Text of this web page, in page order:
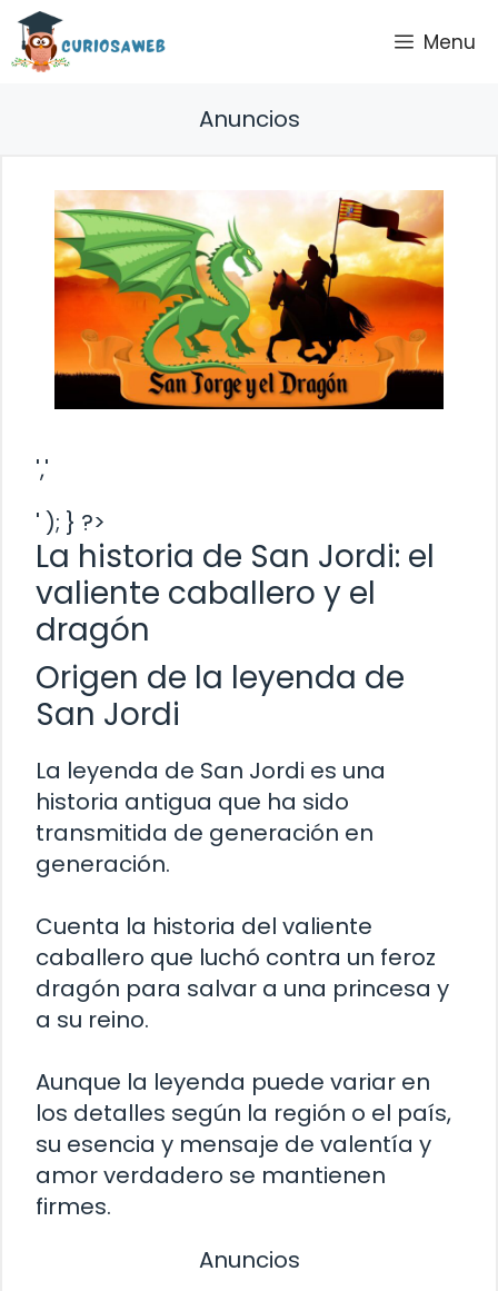
Saltar
contenido
Menu
Anuncios
','
' ); } ?>
La historia de San Jordi: el
valiente caballero y el
dragón
Origen de la leyenda de
San Jordi
La leyenda de San Jordi es una
historia antigua que ha sido
transmitida de generación en
generación.
Cuenta la historia del valiente
caballero que luchó contra un feroz
dragón para salvar a una princesa y
a su reino.
Aunque la leyenda puede variar en
los detalles según la región o el país,
su esencia y mensaje de valentía y
amor verdadero se mantienen
firmes.
Anuncios